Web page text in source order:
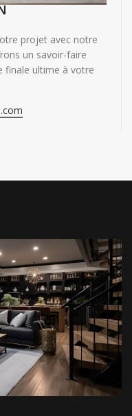
projet avec notre
un savoir-faire
finale ultime à votre